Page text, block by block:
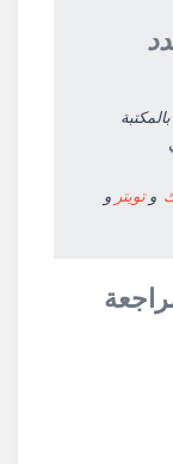
وتويتر و